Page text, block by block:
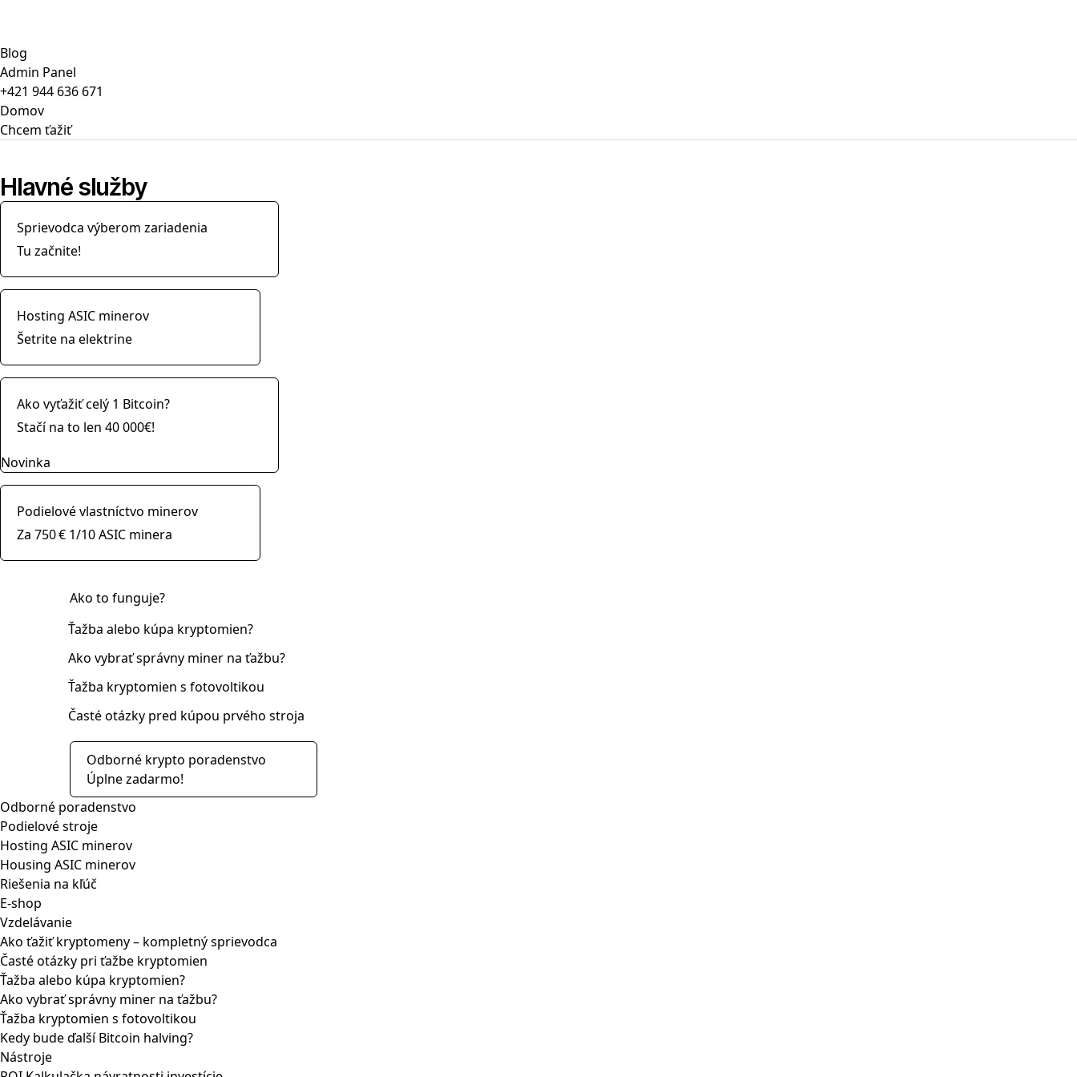
Blog
Admin Panel
+421 944 636 671
Domov
Chcem ťažiť
Hlavné služby
Sprievodca výberom zariadenia
Tu začnite!
Hosting ASIC minerov
Šetrite na elektrine
Ako vyťažiť celý 1 Bitcoin?
Stačí na to len 40 000€!
Novinka
Podielové vlastníctvo minerov
Za 750 € 1/10 ASIC minera
Ako to funguje?
Ťažba alebo kúpa kryptomien?
Ako vybrať správny miner na ťažbu?
Ťažba kryptomien s fotovoltikou
Časté otázky pred kúpou prvého stroja
Odborné krypto poradenstvo
Úplne zadarmo!
Odborné poradenstvo
Podielové stroje
Hosting ASIC minerov
Housing ASIC minerov
Riešenia na kľúč
E-shop
Vzdelávanie
Ako ťažiť kryptomeny – kompletný sprievodca
Časté otázky pri ťažbe kryptomien
Ťažba alebo kúpa kryptomien?
Ako vybrať správny miner na ťažbu?
Ťažba kryptomien s fotovoltikou
Kedy bude ďalší Bitcoin halving?
Nástroje